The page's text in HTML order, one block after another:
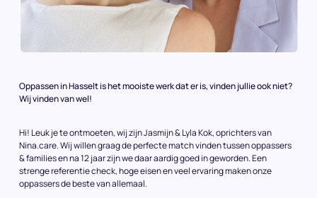
Oppassen in Hasselt is het mooiste werk dat er is, vinden jullie ook niet?
Wij vinden van wel!
Hi! Leuk je te ontmoeten, wij zijn Jasmijn & Lyla Kok, oprichters van
Nina.care. Wij willen graag de perfecte match vinden tussen oppassers
& families en na 12 jaar zijn we daar aardig goed in geworden. Een
strenge referentie check, hoge eisen en veel ervaring maken onze
oppassers de beste van allemaal.